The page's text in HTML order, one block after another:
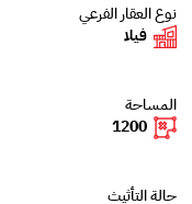
نوع العقار الفرعي
فيلا
المساحة
1200
حالة التأثيث